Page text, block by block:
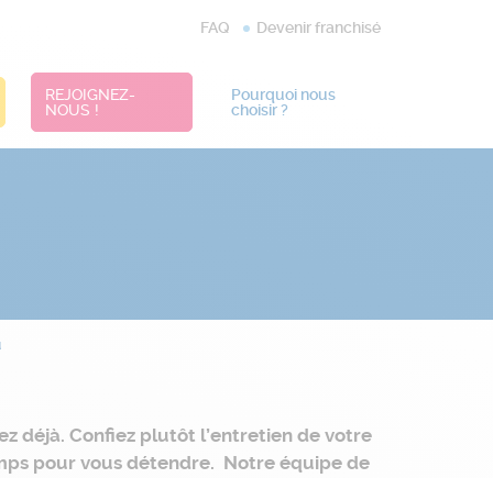
FAQ Devenir franchisé
REJOIGNEZ-
NOUS !
Pourquoi nous
choisir ?
déjà. Confiez plutôt l’entretien de votre
pour vous détendre. Notre équipe de